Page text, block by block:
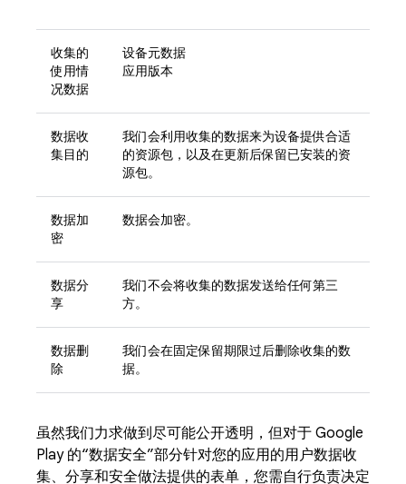
收集的
使用情
况数据
设备元数据
应用版本
数据收
集目的
我们会利用收集的数据来为设备提供合适
的资源包，以及在更新后保留已安装的资
源包。
数据加
密
数据会加密。
数据分
享
我们不会将收集的数据发送给任何第三
方。
数据删
除
我们会在固定保留期限过后删除收集的数
据。
虽然我们力求做到尽可能公开透明，但对于 Google
Play 的“数据安全”部分针对您的应用的用户数据收
集、分享和安全做法提供的表单，您需自行负责决定